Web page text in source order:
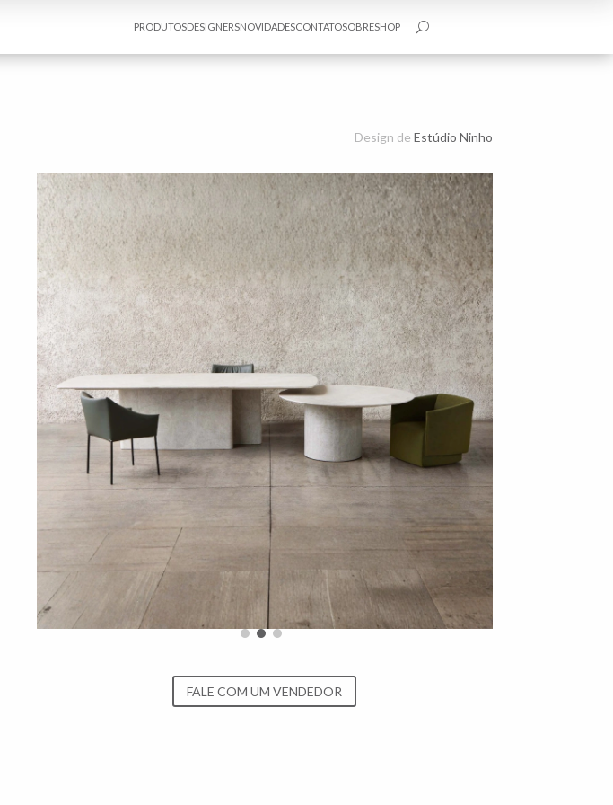
PRODUTOSDESIGNERSNOVIDADESCONTATOSOBRESHOP U
Design de Estúdio Ninho
FALE COM UM VENDEDOR